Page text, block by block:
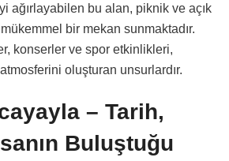
ağırlayabilen bu alan, piknik ve açık
bir mekan sunmaktadır.
konserler ve spor etkinlikleri,
atmosferini oluşturan unsurlardır.
– Tarih,
Buluştuğu